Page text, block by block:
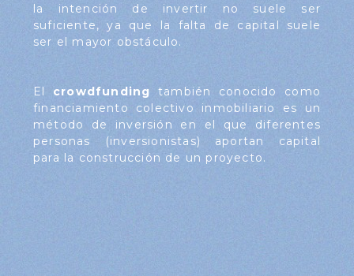
la intención de invertir no suele ser
suficiente, ya que la falta de capital suele
ser el mayor obstáculo.
El crowdfunding también conocido como
financiamiento colectivo inmobiliario es un
método de inversión en el que diferentes
personas (inversionistas) aportan capital
para la construcción de un proyecto.